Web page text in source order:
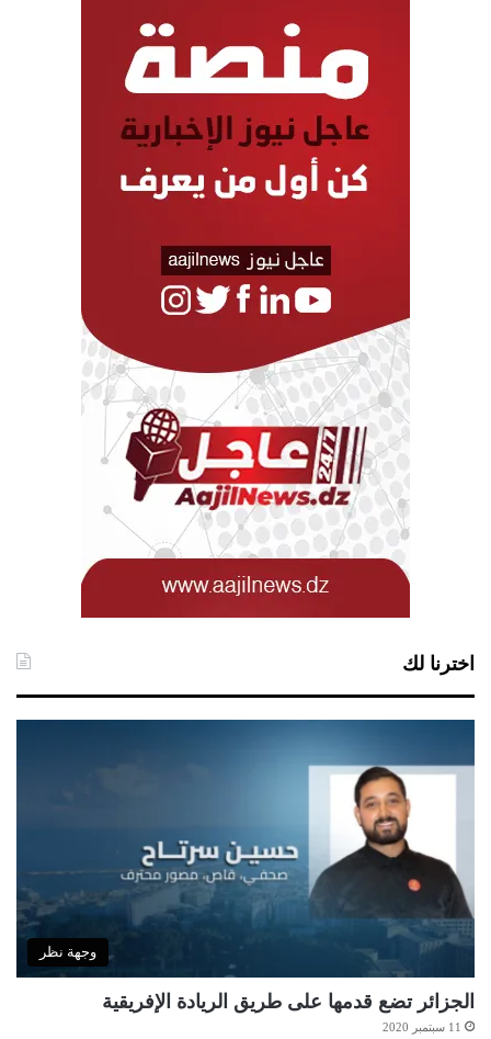
اخترنا لك
وجهة نظر
الجزائر تضع قدمها على طريق الريادة الإفريقية
11 سبتمبر 2020